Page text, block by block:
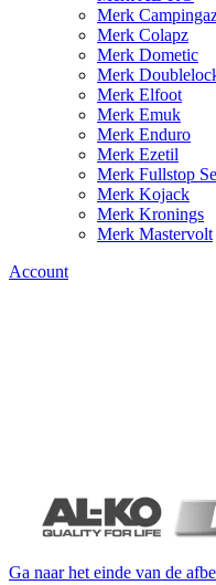
Merk
Merk Colapz
Merk Dometic
Merk
Merk Elfoot
Merk Emuk
Merk Enduro
Merk Ezetil
Merk Fullstop
Merk Kojack
Merk Kronings
Merk Mastervolt
Account
Ga naar het einde van de